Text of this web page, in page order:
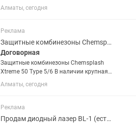
ҚАҒАЗДАР•АРХИВ Бағасы келісімді,
өлшеп алып кетемін! Принимаю
А4 бумагу, Архив Взвешиваю,
забираю...
Алматы, сегодня
Реклама
Защитные комбинезоны Chemsplash Xtreme 50 Type 5/6 СИЗ оптом
Договорная
Защитные комбинезоны Chemsplash
Xtreme 50 Type 5/6 В наличии крупная
складская партия. Новые, заводская
упаковка. ✅ Производитель:
Класс защиты: Type 5/6 ✅...
Алматы, сегодня
Реклама
Продам диодный лазер BL-1 (есть рассрочка на 12 мес)